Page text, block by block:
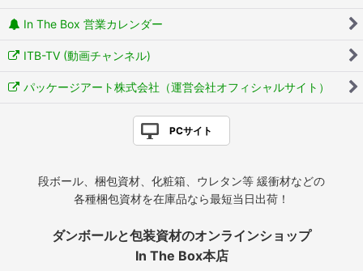
In The Box 営業カレンダー
ITB-TV (動画チャンネル)
パッケージアート株式会社（運営会社オフィシャルサイト）
PCサイト
段ボール、梱包資材、化粧箱、ウレタン等 緩衝材などの
各種梱包資材を在庫品なら最短当日出荷！
ダンボールと包装資材のオンラインショップ
In The Box本店